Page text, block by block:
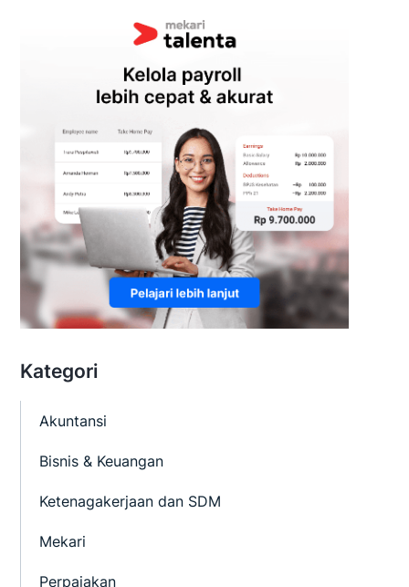
Kategori
Akuntansi
Bisnis & Keuangan
Ketenagakerjaan dan SDM
Mekari
Perpajakan